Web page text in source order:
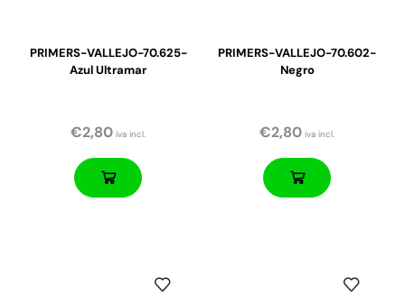
PRIMERS-VALLEJO-70.625-
Azul Ultramar
€2,80 iva incl.
PRIMERS-VALLEJO-70.602-
Negro
€2,80 iva incl.